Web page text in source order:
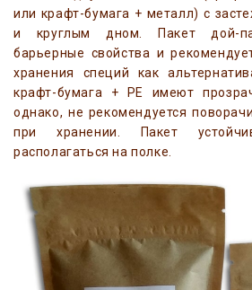
или крафт-бумага + металл) с
и круглым дном. Пакет дой-
барьерные свойства и
хранения специй как
крафт-бумага + РЕ имеют
однако, не рекомендуется
при хранении. Пакет
располагаться на полке.